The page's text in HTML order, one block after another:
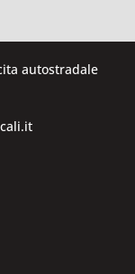
autostradale